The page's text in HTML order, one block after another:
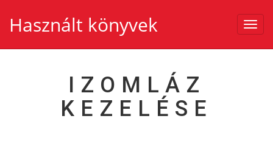
Használt könyvek
IZOMLÁZ
KEZELÉSE